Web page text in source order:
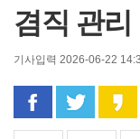
겸직 관
기사입력 2026-06-22
페이스북으로
트위터